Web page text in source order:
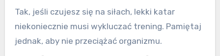
Tak, jeśli czujesz się na siłach, lekki katar
niekoniecznie musi wykluczać trening. Pamiętaj
jednak, aby nie przeciążać organizmu.